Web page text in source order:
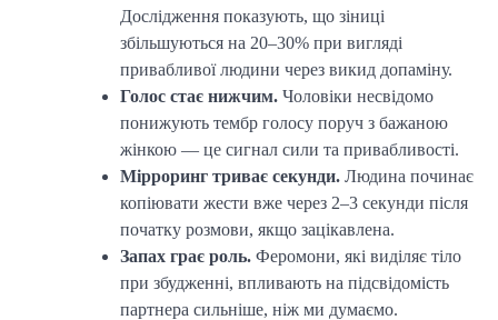
Дослідження показують, що зіниці
збільшуються на 20–30% при вигляді
привабливої людини через викид допаміну.
Голос стає нижчим. Чоловіки несвідомо
понижують тембр голосу поруч з бажаною
жінкою — це сигнал сили та привабливості.
Мірроринг триває секунди. Людина починає
копіювати жести вже через 2–3 секунди після
початку розмови, якщо зацікавлена.
Запах грає роль. Феромони, які виділяє тіло
при збудженні, впливають на підсвідомість
партнера сильніше, ніж ми думаємо.